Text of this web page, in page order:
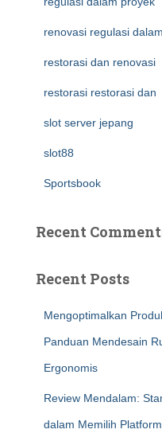
renovasi regulasi dalam
restorasi dan renovasi
restorasi restorasi dan
slot server jepang
slot88
Sportsbook
Recent
Recent Posts
Mengoptimalkan
Panduan Mendesain
Ergonomis
Review Mendalam:
dalam Memilih